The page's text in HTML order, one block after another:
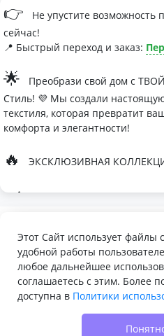
👉
Не упустите возможность
сейчас!
📍 Быстрый переход и заказ:
🌟
Преобрази свой дом с
Стиль! 💜 Мы создали
текстиля, которая превратит
комфорта и элегантности!
🔥 ЭКСКЛЮЗИВНАЯ
🛏
Палитра изысканных
- Темно-серый для
- Сиреневый для
- Персиковый мусс для
Шелковые одеяла Тусса
Этот Сайт использует файлы
удобной работы
любое дальнейшее
соглашаетесь с этим. Более
доступна в Политики
© 2022 - 2026 Доска